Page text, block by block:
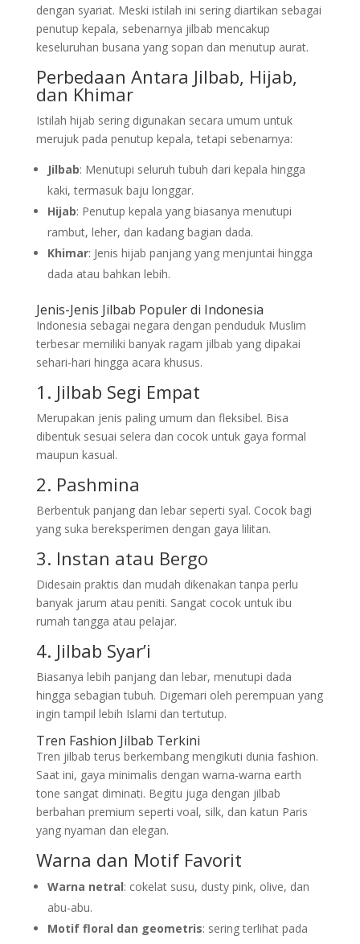
dengan syariat. Meski istilah ini sering diartikan sebagai
penutup kepala, sebenarnya jilbab mencakup
keseluruhan busana yang sopan dan menutup aurat.
Perbedaan Antara Jilbab, Hijab,
dan Khimar
Istilah hijab sering digunakan secara umum untuk
merujuk pada penutup kepala, tetapi sebenarnya:
Jilbab: Menutupi seluruh tubuh dari kepala hingga
kaki, termasuk baju longgar.
Hijab: Penutup kepala yang biasanya menutupi
rambut, leher, dan kadang bagian dada.
Khimar: Jenis hijab panjang yang menjuntai hingga
dada atau bahkan lebih.
Jenis-Jenis Jilbab Populer di Indonesia
Indonesia sebagai negara dengan penduduk Muslim
terbesar memiliki banyak ragam jilbab yang dipakai
sehari-hari hingga acara khusus.
1. Jilbab Segi Empat
Merupakan jenis paling umum dan fleksibel. Bisa
dibentuk sesuai selera dan cocok untuk gaya formal
maupun kasual.
2. Pashmina
Berbentuk panjang dan lebar seperti syal. Cocok bagi
yang suka bereksperimen dengan gaya lilitan.
3. Instan atau Bergo
Didesain praktis dan mudah dikenakan tanpa perlu
banyak jarum atau peniti. Sangat cocok untuk ibu
rumah tangga atau pelajar.
4. Jilbab Syar’i
Biasanya lebih panjang dan lebar, menutupi dada
hingga sebagian tubuh. Digemari oleh perempuan yang
ingin tampil lebih Islami dan tertutup.
Tren Fashion Jilbab Terkini
Tren jilbab terus berkembang mengikuti dunia fashion.
Saat ini, gaya minimalis dengan warna-warna earth
tone sangat diminati. Begitu juga dengan jilbab
berbahan premium seperti voal, silk, dan katun Paris
yang nyaman dan elegan.
Warna dan Motif Favorit
Warna netral: cokelat susu, dusty pink, olive, dan
abu-abu.
Motif floral dan geometris: sering terlihat pada